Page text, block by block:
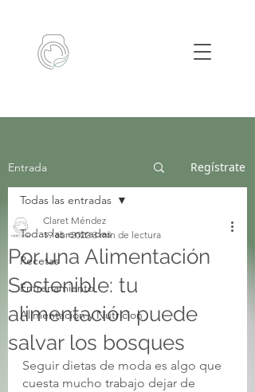
Entrada Regístrate
Todas las entradas
Recetas
Entrenamiento
Alimentacion y Nutricion
Todas las entradas
Por una Alimentación
Sostenible: tu
alimentación puede
salvar los bosques
Claret Méndez
19 abr 2022 3 min de lectura
Seguir dietas de moda es algo que
cuesta mucho trabajo dejar de